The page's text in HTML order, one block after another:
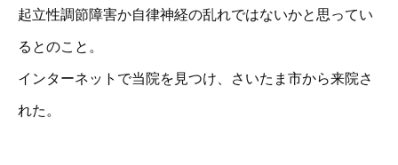
起立性調節障害か自律神経の乱れではないかと思ってい
るとのこと。
インターネットで当院を見つけ、さいたま市から来院さ
れた。